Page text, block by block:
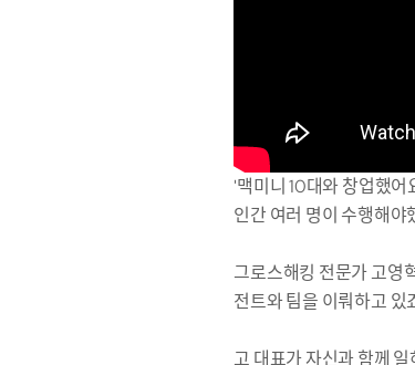
'맥미니 10대와 창업했
인간 여러 명이 수행해야
그로스해킹 전문가 고영
전트와 팀을 이뤄하고 있
고 대표가 자신과 함께